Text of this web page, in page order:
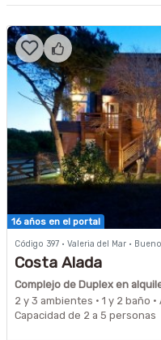
16 años en el portal
Código 397 · Valeria del Mar ·
Costa Alada
Complejo de Duplex en
2 y 3 ambientes · 1 y 2 baño
Capacidad de 2 a 5 personas